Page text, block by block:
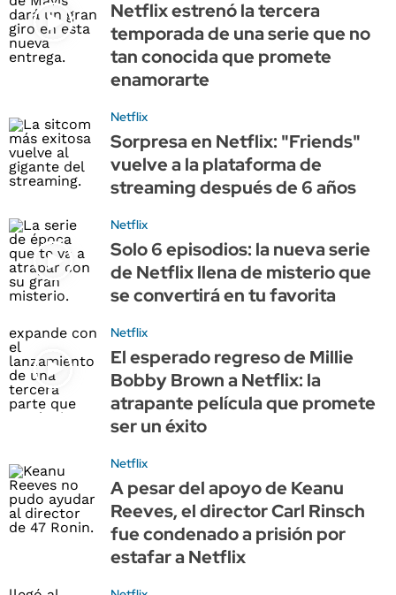
Netflix estrenó la tercera
temporada de una serie que no
tan conocida que promete
enamorarte
Netflix
Sorpresa en Netflix: "Friends"
vuelve a la plataforma de
streaming después de 6 años
Netflix
Solo 6 episodios: la nueva serie
de Netflix llena de misterio que
se convertirá en tu favorita
Netflix
El esperado regreso de Millie
Bobby Brown a Netflix: la
atrapante película que promete
ser un éxito
Netflix
A pesar del apoyo de Keanu
Reeves, el director Carl Rinsch
fue condenado a prisión por
estafar a Netflix